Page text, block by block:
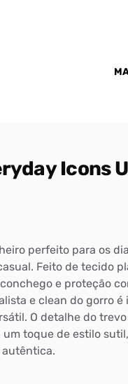
Icons
perfeito para os
Feito de tecido
e proteção
e clean do gorro é
O detalhe do
toque de estilo